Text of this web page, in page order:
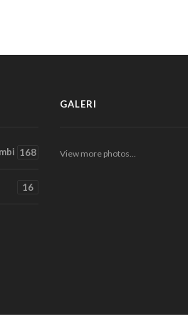
168
16
GALERI
View more photos...